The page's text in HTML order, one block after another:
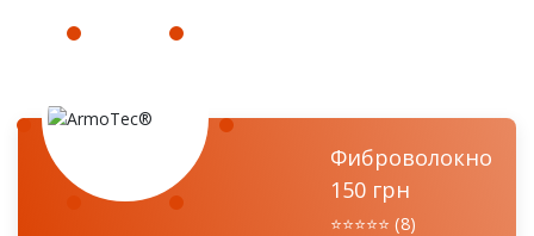
Фиброволокно
150 грн
⭐️⭐️⭐️⭐️⭐️ (8)